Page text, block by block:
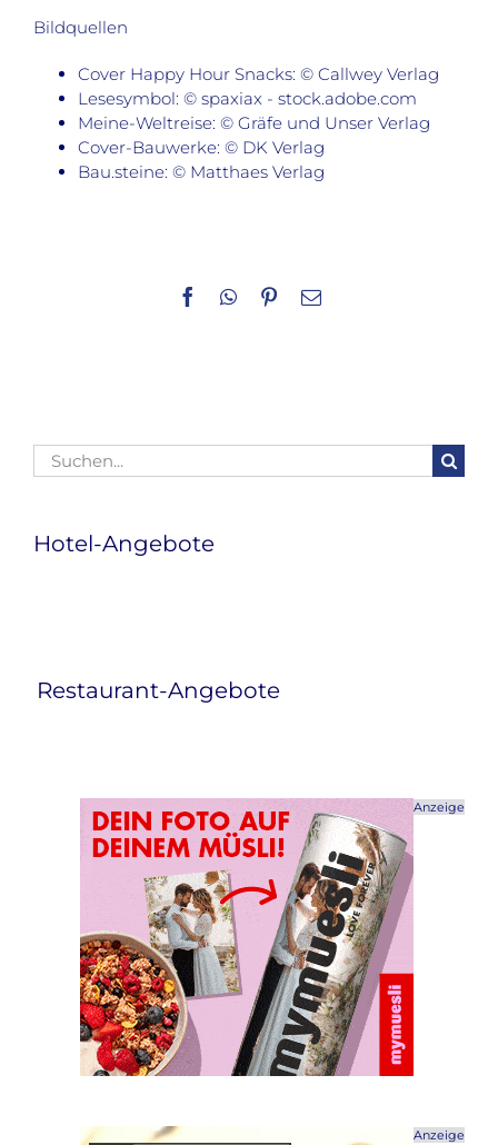
Bildquellen
Cover Happy Hour Snacks: © Callwey Verlag
Lesesymbol: © spaxiax - stock.adobe.com
Meine-Weltreise: © Gräfe und Unser Verlag
Cover-Bauwerke: © DK Verlag
Bau.steine: © Matthaes Verlag
Facebook
WhatsApp
Pinterest
E-
Suche
nach:
Hotel-Angebote
Restaurant-Angebote
Anzeige
Anzeige